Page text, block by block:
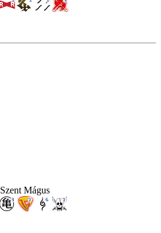
Szent Mágus